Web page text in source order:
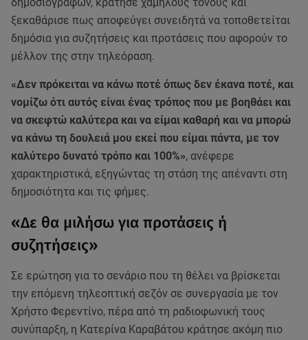
ξεκαθάρισε πως αποφεύγει συνειδητά να τοποθετείται
δημόσια για συζητήσεις και προτάσεις που αφορούν το
μέλλον της στην τηλεόραση.
«Δεν πρόκειται να κάνω ποτέ όπως δεν έκανα ποτέ, και
νομίζω ότι αυτός είναι ένας τρόπος που με βοηθάει και
να σκεφτώ καλύτερα και να είμαι καθαρή και να μπορώ
να κάνω τη δουλειά μου εκεί που είμαι πάντα, με τον
καλύτερο δυνατό τρόπο και 100%», ανέφερε
χαρακτηριστικά, εξηγώντας τη στάση της απέναντι στη
δημοσιότητα και τις φήμες.
«Δε θα μιλήσω για προτάσεις ή
συζητήσεις»
Σε ερώτηση για το σενάριο που τη θέλει να βρίσκεται
την επόμενη τηλεοπτική σεζόν σε συνεργασία με τον
Χρήστο Φερεντίνο, πέρα από τη ραδιοφωνική τους
συνύπαρξη, η Κατερίνα Καραβάτου κράτησε ακόμη πιο